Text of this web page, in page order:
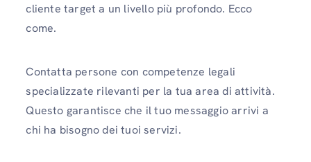
cliente target a un livello più profondo. Ecco
come.
Contatta persone con competenze legali
specializzate rilevanti per la tua area di attività.
Questo garantisce che il tuo messaggio arrivi a
chi ha bisogno dei tuoi servizi.